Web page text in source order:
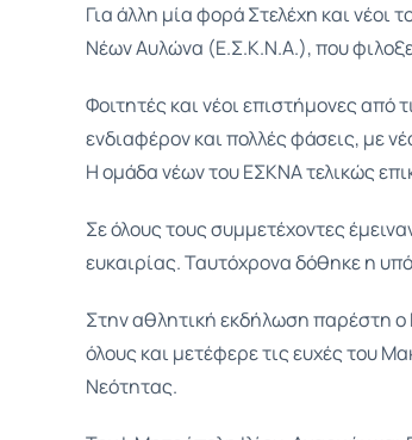
Για άλλη μία φορά Στελέχη και
Νέων Αυλώνα (Ε.Σ.Κ.Ν.Α.), που
Φοιτητές και νέοι επιστήμονες από
ενδιαφέρον και πολλές φάσεις, με
Η ομάδα νέων του ΕΣΚΝΑ τελικώς
Σε όλους τους συμμετέχοντες
ευκαιρίας. Ταυτόχρονα δόθηκε η
Στην αθλητική εκδήλωση παρέστη
όλους και μετέφερε τις ευχές του
Νεότητας.